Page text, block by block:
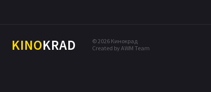
KINOKRAD
© 2026 Кинокрад
Created by AWM Team